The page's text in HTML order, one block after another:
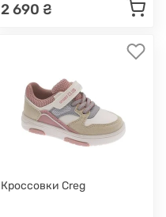
2 690 ₴
Кроссовки Creg